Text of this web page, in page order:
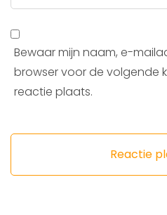
Bewaar mijn naam, e-
browser voor de volgende
reactie plaats.